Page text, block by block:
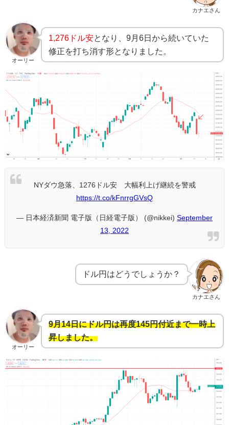
カナエさん
オーリー
1,276ドル安となり、9月6日から続いていた
修正を打ち消す形となりました。
NYダウ急落、1276ドル安 大幅利上げ継続を警戒
https://t.co/kFnrrgGVsQ
— 日本経済新聞 電子版（日経電子版） (@nikkei) September
13, 2022
カナエさん
ドル円はどうでしょうか？
オーリー
9月14日にドル円は再度145円付近まで一時上
昇しました。